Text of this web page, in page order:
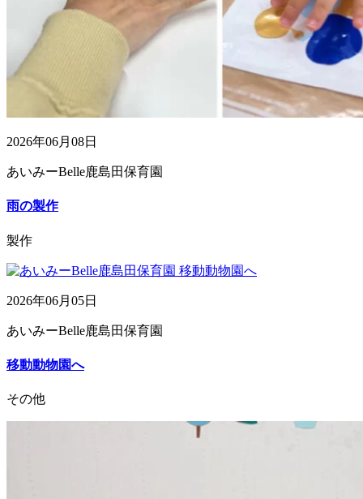
2026年06月08日
あいみーBelle鹿島田保育園
雨の製作
製作
2026年06月05日
あいみーBelle鹿島田保育園
移動動物園へ
その他